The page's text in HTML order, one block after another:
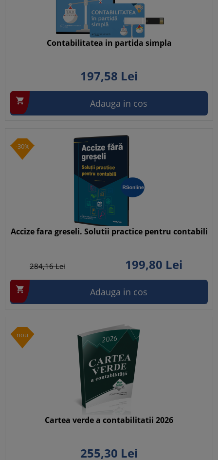
Contabilitatea in partida simpla
197,58 Lei
 Adauga in cos
-30%
Accize fara greseli. Solutii practice pentru contabili
284,16Lei 199,80 Lei
 Adauga in cos
nou
Cartea verde a contabilitatii 2026
255,30 Lei